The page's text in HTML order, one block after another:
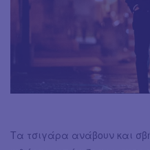
Τα τσιγάρα ανάβουν και